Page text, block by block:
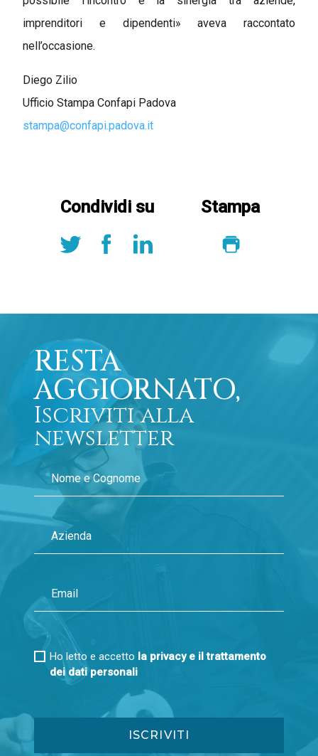
imprenditori e dipendenti» aveva raccontato
nell’occasione.
Diego Zilio
Ufficio Stampa Confapi Padova
stampa@confapi.padova.it
Condividi su Stampa
RESTA
AGGIORNATO,
Iscriviti alla
newsletter
Ho letto e accetto la privacy e il trattamento
dei dati personali